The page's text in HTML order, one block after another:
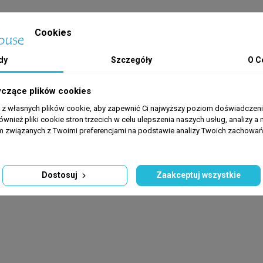
mm.
warto przetestować działanie karmnika przez 2–3 dni pod
się w optymalnej ilości, chroniąc akwarium przed
Cookies
Szczegóły O
plików cookies
z własnych plików cookie, aby zapewnić Ci najwyższy poziom
pliki cookie stron trzecich w celu ulepszenia naszych usług, analizy a
związanych z Twoimi preferencjami na podstawie analizy Twoich
Dostosuj Zaakceptuj wszystkie